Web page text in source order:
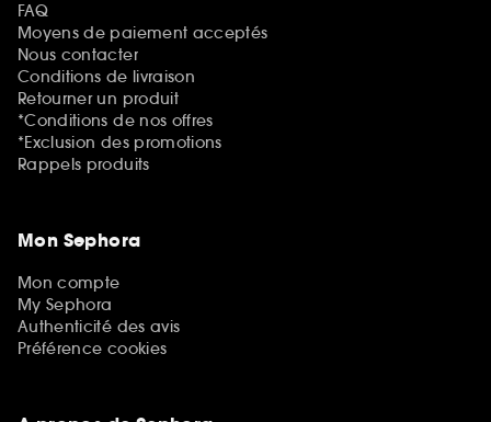
FAQ
Moyens de paiement acceptés
Nous contacter
Conditions de livraison
Retourner un produit
*Conditions de nos offres
*Exclusion des promotions
Rappels produits
Mon Sephora
Mon compte
My Sephora
Authenticité des avis
Préférence cookies